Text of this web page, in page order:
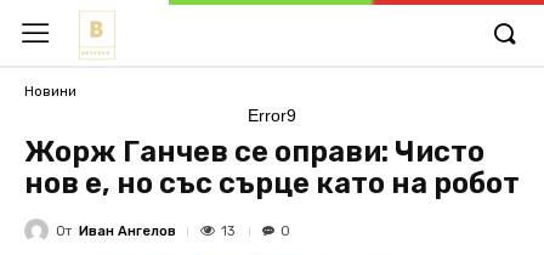
Новини
Error9
Жорж Ганчев се оправи: Чисто
нов е, но със сърце като на робот
От Иван Ангелов 13 0